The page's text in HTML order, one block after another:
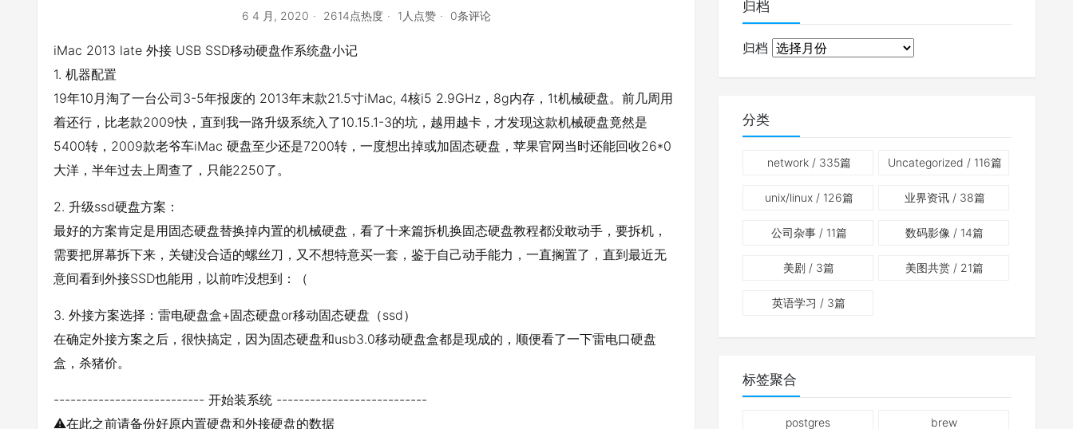
6 4 月, 2020 2614点热度 1人点赞 0条评论
iMac 2013 late 外接 USB SSD移动硬盘作系统盘小记
1. 机器配置
19年10月淘了一台公司3-5年报废的 2013年末款21.5寸iMac, 4核i5 2.9GHz，8g内存，1t机械硬盘。前几周用
着还行，比老款2009快，直到我一路升级系统入了10.15.1-3的坑，越用越卡，才发现这款机械硬盘竟然是
5400转，2009款老爷车iMac 硬盘至少还是7200转，一度想出掉或加固态硬盘，苹果官网当时还能回收26*0
大洋，半年过去上周查了，只能2250了。
2. 升级ssd硬盘方案：
最好的方案肯定是用固态硬盘替换掉内置的机械硬盘，看了十来篇拆机换固态硬盘教程都没敢动手，要拆机，
需要把屏幕拆下来，关键没合适的螺丝刀，又不想特意买一套，鉴于自己动手能力，一直搁置了，直到最近无
意间看到外接SSD也能用，以前咋没想到：（
3. 外接方案选择：雷电硬盘盒+固态硬盘or移动固态硬盘（ssd）
在确定外接方案之后，很快搞定，因为固态硬盘和usb3.0移动硬盘盒都是现成的，顺便看了一下雷电口硬盘
盒，杀猪价。
--------------------------- 开始装系统 ---------------------------
⚠️在此之前请备份好原内置硬盘和外接硬盘的数据
归档
归档
分类
network/ 335篇 Uncategorized / 116篇
unix/linux/ 126篇 业界资讯/ 38篇
公司杂事/ 11篇 数码影像 / 14篇
美剧 / 3篇 美图共赏 / 21篇
英语学习 / 3篇
标签聚合
postgres brew